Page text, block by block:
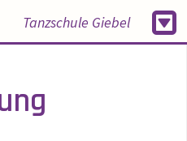
Tanzschule Giebel